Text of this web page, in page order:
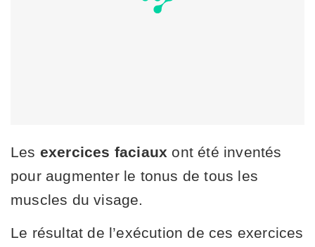
Les exercices faciaux ont été inventés
pour augmenter le tonus de tous les
muscles du visage.
Le résultat de l’exécution de ces exercices